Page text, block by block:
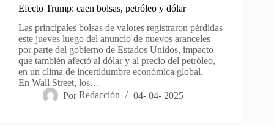
Efecto Trump: caen bolsas, petróleo y dólar
Las principales bolsas de valores registraron pérdidas
este jueves luego del anuncio de nuevos aranceles
por parte del gobierno de Estados Unidos, impacto
que también afectó al dólar y al precio del petróleo,
en un clima de incertidumbre económica global.
En Wall Street, los…
Por Redacción 04- 04- 2025